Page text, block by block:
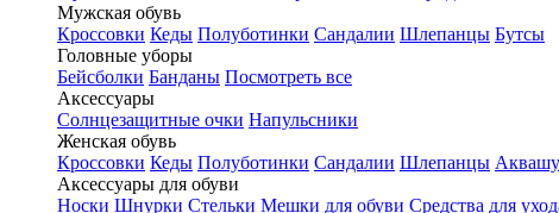
Мужская обувь
Кроссовки Кеды Полуботинки Сандалии Шлепанцы Бутсы
Головные уборы
Бейсболки Банданы Посмотреть все
Аксессуары
Солнцезащитные очки Напульсники
Женская обувь
Кроссовки Кеды Полуботинки Сандалии Шлепанцы
Аксессуары для обуви
Носки Шнурки Стельки Мешки для обуви Средства для